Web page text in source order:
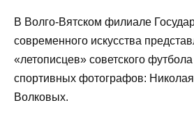
В Волго-Вятском филиале
современного искусства
«летописцев» советского
спортивных фотографов:
Волковых.